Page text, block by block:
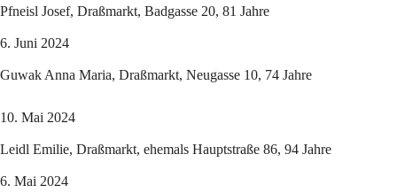
Pfneisl Josef, Draßmarkt, Badgasse 20, 81 Jahre
6. Juni 2024
Guwak Anna Maria, Draßmarkt, Neugasse 10, 74 Jahre
10. Mai 2024
Leidl Emilie, Draßmarkt, ehemals Hauptstraße 86, 94 Jahre
6. Mai 2024